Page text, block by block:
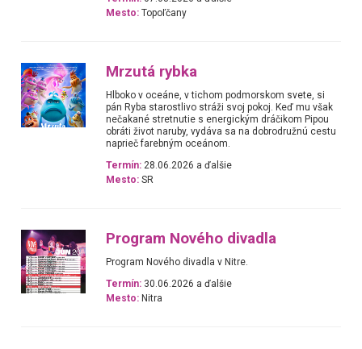
Mesto: Topoľčany
Mrzutá rybka
Hlboko v oceáne, v tichom podmorskom svete, si
pán Ryba starostlivo stráži svoj pokoj. Keď mu však
nečakané stretnutie s energickým dráčikom Pipou
obráti život naruby, vydáva sa na dobrodružnú cestu
naprieč farebným oceánom.
Termín: 28.06.2026 a ďalšie
Mesto: SR
Program Nového divadla
Program Nového divadla v Nitre.
Termín: 30.06.2026 a ďalšie
Mesto: Nitra